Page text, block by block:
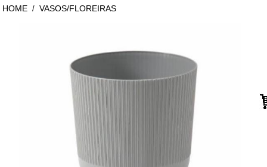
HOME / VASOS/FLOREIRAS